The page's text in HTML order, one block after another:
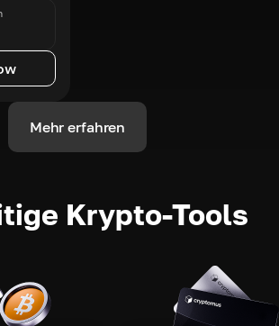
Mehr erfahren
Krypto-Tools